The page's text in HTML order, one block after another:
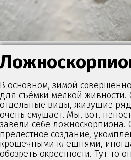
В основном, зимой
для съёмки мелкой живности.
отдельные виды, живущие
очень смущает. Мы, вот,
завели себе ложноскорпиона.
прелестное создание,
крошечными клешнями,
обозреть окрестности. Тут-то